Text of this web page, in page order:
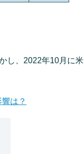
し、2022年10月に米
は？